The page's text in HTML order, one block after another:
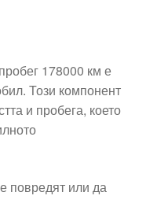
178000 км е
Този компонент
и пробега, което
повредят или да